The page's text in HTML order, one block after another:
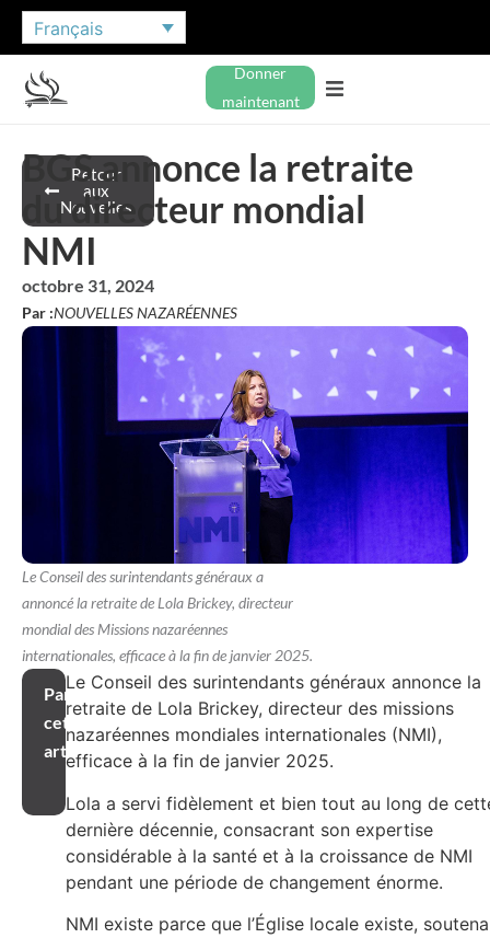
Français
Donner
maintenant
Retour
aux
Nouvelles
BGS annonce la retraite
du directeur mondial
NMI
octobre 31, 2024
Par :NOUVELLES NAZARÉENNES
Le Conseil des surintendants généraux a
annoncé la retraite de Lola Brickey, directeur
mondial des Missions nazaréennes
internationales, efficace à la fin de janvier 2025.
Partager
cet
article
Le Conseil des surintendants généraux annonce la
retraite de Lola Brickey, directeur des missions
nazaréennes mondiales internationales (NMI),
efficace à la fin de janvier 2025.
Lola a servi fidèlement et bien tout au long de
dernière décennie, consacrant son expertise
considérable à la santé et à la croissance de NMI
pendant une période de changement énorme.
NMI existe parce que l’Église locale existe,